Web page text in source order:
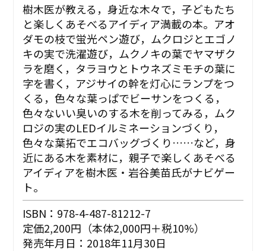
樹木医が教える，身近な木々で，子どもたち
と楽しくあそべるアイディア満載の本。アオ
ダモの枝で蛍光ペン遊び，ムクロジとエゴノ
キの実で洗濯遊び，ムクノキの葉でヤマザク
ラを磨く，タラヨウとトウネズミモチの葉に
字を書く，アジサイの幹を灯心にランプをつ
くる，色々な葉っぱでビーサンをつくる，
色々ないい臭いのする木を削ってみる，ムク
ロジの実のLEDイルミネーションづくり，
色々な葉拓でエコバッグづくり……など，身
近にある木を素材に，親子で楽しくあそべる
アイディアを樹木医・岩谷美苗氏がナビゲー
ト。
ISBN：978-4-487-81212-7
定価2,200円（本体2,000円＋税10%）
発売年月日：2018年11月30日